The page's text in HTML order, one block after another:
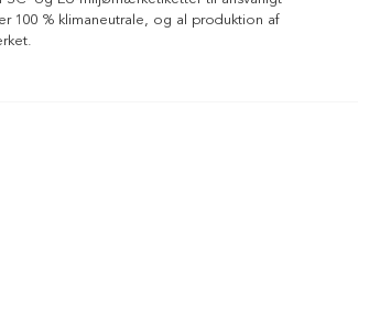
100 % klimaneutrale, og al produktion af